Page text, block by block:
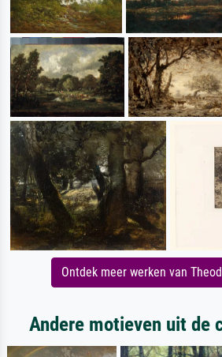
Ontdek meer werken van
Andere motieven uit de